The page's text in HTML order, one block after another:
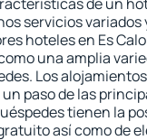
servicios variados
hoteles en Es
una amplia
Los
paso de las
tienen la
así como de